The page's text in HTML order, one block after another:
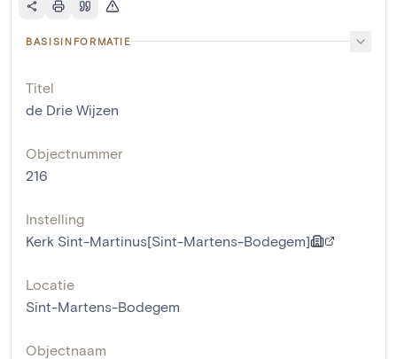
BASISINFORMATIE
Titel
de Drie Wijzen
Objectnummer
216
Instelling
Kerk Sint-Martinus[Sint-Martens-Bodegem]
Locatie
Sint-Martens-Bodegem
Objectnaam